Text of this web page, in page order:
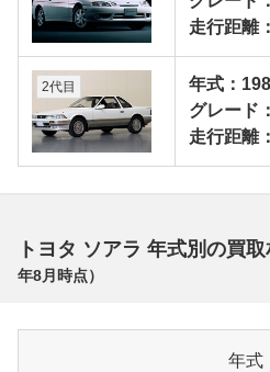
走行距離
2代目
年式：
グレード：
走行距離
トヨタ ソアラ 年式別の買
年8月 時点）
年式